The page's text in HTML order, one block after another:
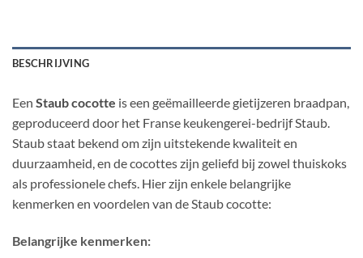
BESCHRIJVING
Een Staub cocotte is een geëmailleerde gietijzeren braadpan,
geproduceerd door het Franse keukengerei-bedrijf Staub.
Staub staat bekend om zijn uitstekende kwaliteit en
duurzaamheid, en de cocottes zijn geliefd bij zowel thuiskoks
als professionele chefs. Hier zijn enkele belangrijke
kenmerken en voordelen van de Staub cocotte:
Belangrijke kenmerken: